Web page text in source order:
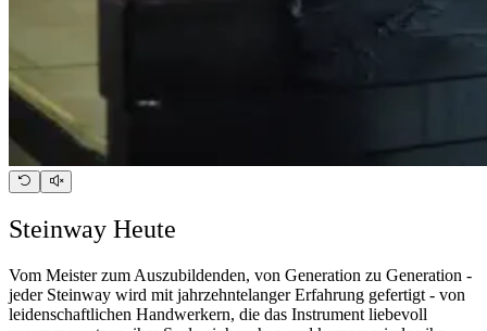
Steinway Heute
Vom Meister zum Auszubildenden, von Generation zu Generation -
jeder Steinway wird mit jahrzehntelanger Erfahrung gefertigt - von
leidenschaftlichen Handwerkern, die das Instrument liebevoll